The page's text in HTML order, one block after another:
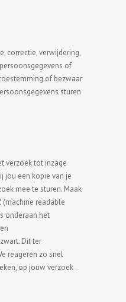
correctie, verwijdering,
of
of bezwaar
sturen
verzoek tot inzage
jou een kopie van je
mee te sturen. Maak
(machine readable
onderaan het
Dit ter
reageren zo snel
op jouw verzoek .